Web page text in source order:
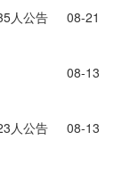
人公告
08-21
08-13
人公告
08-13